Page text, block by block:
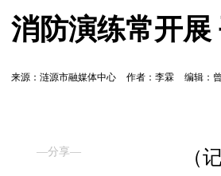
消防演练常开
来源：涟源市融媒体中心 作者：李霖 编辑：
—分享—
（